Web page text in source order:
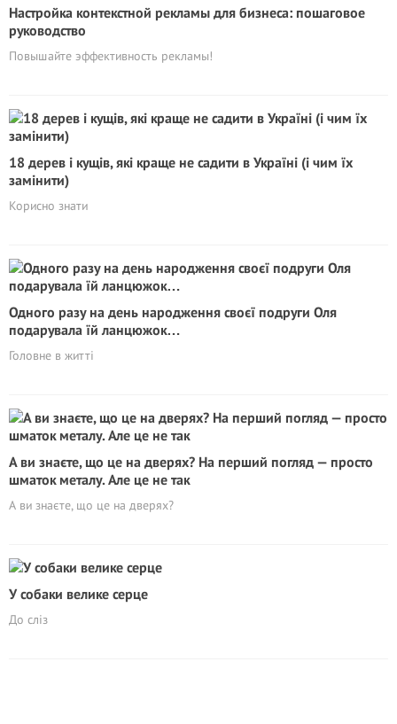
Настройка контекстной рекламы для бизнеса: пошаговое
руководство
Повышайте эффективность рекламы!
18 дерев і кущів, які краще не садити в Україні (і чим їх
замінити)
Корисно знати
Одного разу на день народження своєї подруги Оля
подарувала їй ланцюжок…
Головне в житті
А ви знаєте, що це на дверях? На перший погляд — просто
шматок металу. Але це не так
А ви знаєте, що це на дверях?
У собаки велике серце
До сліз